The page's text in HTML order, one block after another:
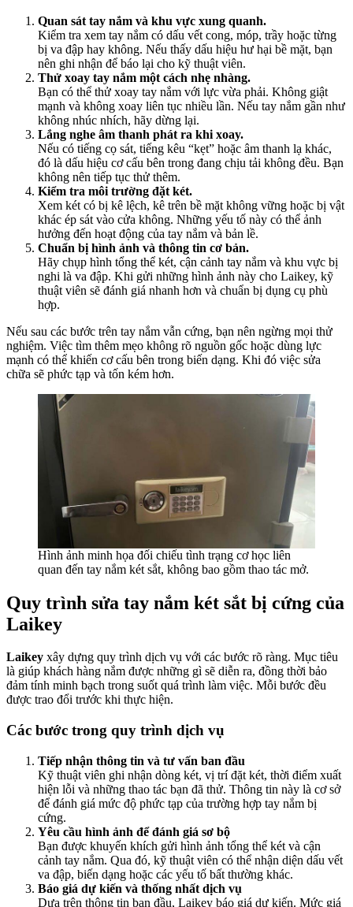
Quan sát tay nắm và khu vực xung quanh.
Kiểm tra xem tay nắm có dấu vết cong, móp, trầy hoặc từng
bị va đập hay không. Nếu thấy dấu hiệu hư hại bề mặt, bạn
nên ghi nhận để báo lại cho kỹ thuật viên.
Thử xoay tay nắm một cách nhẹ nhàng.
Bạn có thể thử xoay tay nắm với lực vừa phải. Không giật
mạnh và không xoay liên tục nhiều lần. Nếu tay nắm gần như
không nhúc nhích, hãy dừng lại.
Lắng nghe âm thanh phát ra khi xoay.
Nếu có tiếng cọ sát, tiếng kêu “kẹt” hoặc âm thanh lạ khác,
đó là dấu hiệu cơ cấu bên trong đang chịu tải không đều. Bạn
không nên tiếp tục thử thêm.
Kiểm tra môi trường đặt két.
Xem két có bị kê lệch, kê trên bề mặt không vững hoặc bị vật
khác ép sát vào cửa không. Những yếu tố này có thể ảnh
hưởng đến hoạt động của tay nắm và bản lề.
Chuẩn bị hình ảnh và thông tin cơ bản.
Hãy chụp hình tổng thể két, cận cảnh tay nắm và khu vực bị
nghi là va đập. Khi gửi những hình ảnh này cho Laikey, kỹ
thuật viên sẽ đánh giá nhanh hơn và chuẩn bị dụng cụ phù
hợp.
Nếu sau các bước trên tay nắm vẫn cứng, bạn nên ngừng mọi thử
nghiệm. Việc tìm thêm mẹo không rõ nguồn gốc hoặc dùng lực
mạnh có thể khiến cơ cấu bên trong biến dạng. Khi đó việc sửa
chữa sẽ phức tạp và tốn kém hơn.
Hình ảnh minh họa đối chiếu tình trạng cơ học liên
quan đến tay nắm két sắt, không bao gồm thao tác mở.
Quy trình sửa tay nắm két sắt bị cứng của
Laikey
Laikey xây dựng quy trình dịch vụ với các bước rõ ràng. Mục tiêu
là giúp khách hàng nắm được những gì sẽ diễn ra, đồng thời bảo
đảm tính minh bạch trong suốt quá trình làm việc. Mỗi bước đều
được trao đổi trước khi thực hiện.
Các bước trong quy trình dịch vụ
Tiếp nhận thông tin và tư vấn ban đầu
Kỹ thuật viên ghi nhận dòng két, vị trí đặt két, thời điểm xuất
hiện lỗi và những thao tác bạn đã thử. Thông tin này là cơ sở
để đánh giá mức độ phức tạp của trường hợp tay nắm bị
cứng.
Yêu cầu hình ảnh để đánh giá sơ bộ
Bạn được khuyến khích gửi hình ảnh tổng thể két và cận
cảnh tay nắm. Qua đó, kỹ thuật viên có thể nhận diện dấu vết
va đập, biến dạng hoặc các yếu tố bất thường khác.
Báo giá dự kiến và thống nhất dịch vụ
Dựa trên thông tin ban đầu, Laikey báo giá dự kiến. Mức giá